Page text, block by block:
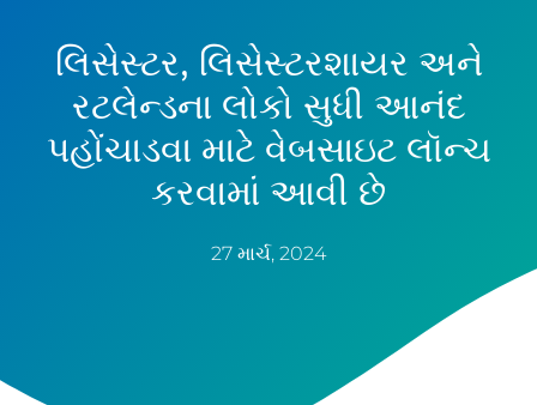
લિસેસ્ટર, લિસેસ્ટરશાયર અને
રટલેન્ડના લોકો સુધી આનંદ
પહોંચાડવા માટે વેબસાઇટ લૉન્ચ
કરવામાં આવી છે
27 માર્ચ, 2024